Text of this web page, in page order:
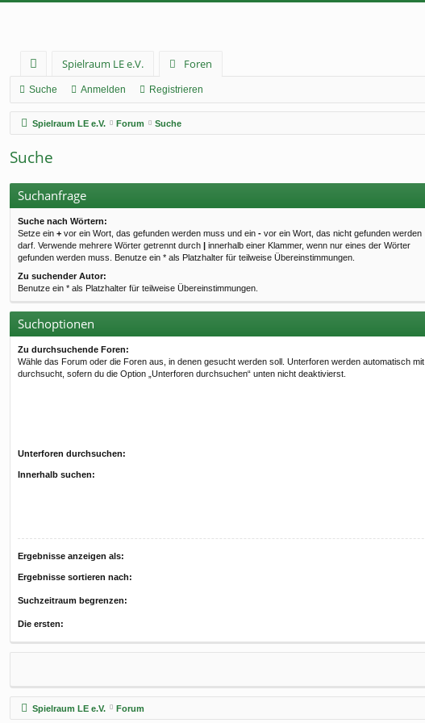
ch
ne
llz
ug
Spielraum LE e.V.
Foren
Suche Anmelden Registrieren
Spielraum LE e.V. Forum Suche
Suche
Suchanfrage
Suche nach Wörtern:
Setze ein + vor ein Wort, das gefunden werden muss und ein - vor ein Wort, das nicht gefunden werden
darf. Verwende mehrere Wörter getrennt durch | innerhalb einer Klammer, wenn nur eines der Wörter
gefunden werden muss. Benutze ein * als Platzhalter für teilweise Übereinstimmungen.
Zu suchender Autor:
Benutze ein * als Platzhalter für teilweise Übereinstimmungen.
Suchoptionen
Zu durchsuchende Foren:
Wähle das Forum oder die Foren aus, in denen gesucht werden soll. Unterforen werden automatisch mit
durchsucht, sofern du die Option „Unterforen durchsuchen“ unten nicht deaktivierst.
Unterforen durchsuchen:
Innerhalb suchen:
Ergebnisse anzeigen als:
Ergebnisse sortieren nach:
Suchzeitraum begrenzen:
Die ersten:
Spielraum LE e.V. Forum